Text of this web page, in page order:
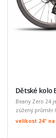
Dětské kolo
Beany Zero 24
zúžený průměr
velikost 24" na